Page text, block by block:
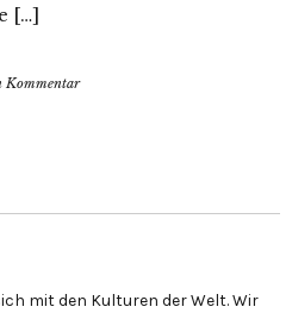
[…]
Kommentar
mit den Kulturen der Welt. Wir